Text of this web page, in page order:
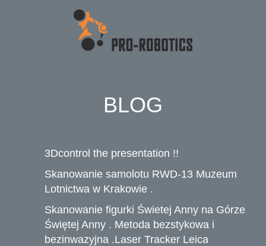
BLOG
3Dcontrol the presentation !!
Skanowanie samolotu RWD-13 Muzeum
Lotnictwa w Krakowie .
Skanowanie figurki Świetej Anny na Górze
Świętej Anny . Metoda bezstykowa i
bezinwazyjna .Laser Tracker Leica